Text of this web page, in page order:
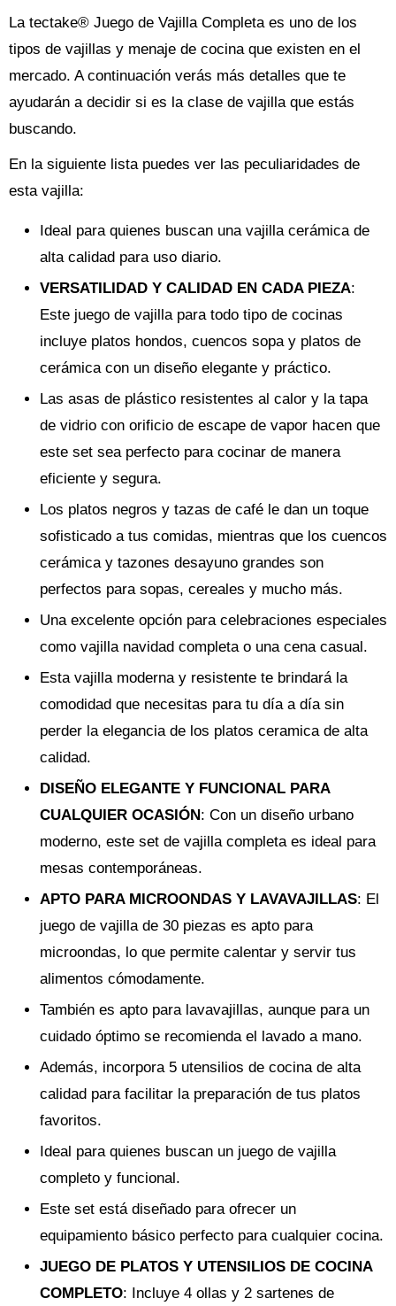
La tectake® Juego de Vajilla Completa es uno de los
tipos de vajillas y menaje de cocina que existen en el
mercado. A continuación verás más detalles que te
ayudarán a decidir si es la clase de vajilla que estás
buscando.
En la siguiente lista puedes ver las peculiaridades de
esta vajilla:
Ideal para quienes buscan una vajilla cerámica de
alta calidad para uso diario.
VERSATILIDAD Y CALIDAD EN CADA PIEZA:
Este juego de vajilla para todo tipo de cocinas
incluye platos hondos, cuencos sopa y platos de
cerámica con un diseño elegante y práctico.
Las asas de plástico resistentes al calor y la tapa
de vidrio con orificio de escape de vapor hacen que
este set sea perfecto para cocinar de manera
eficiente y segura.
Los platos negros y tazas de café le dan un toque
sofisticado a tus comidas, mientras que los cuencos
cerámica y tazones desayuno grandes son
perfectos para sopas, cereales y mucho más.
Una excelente opción para celebraciones especiales
como vajilla navidad completa o una cena casual.
Esta vajilla moderna y resistente te brindará la
comodidad que necesitas para tu día a día sin
perder la elegancia de los platos ceramica de alta
calidad.
DISEÑO ELEGANTE Y FUNCIONAL PARA
CUALQUIER OCASIÓN: Con un diseño urbano
moderno, este set de vajilla completa es ideal para
mesas contemporáneas.
APTO PARA MICROONDAS Y LAVAVAJILLAS: El
juego de vajilla de 30 piezas es apto para
microondas, lo que permite calentar y servir tus
alimentos cómodamente.
También es apto para lavavajillas, aunque para un
cuidado óptimo se recomienda el lavado a mano.
Además, incorpora 5 utensilios de cocina de alta
calidad para facilitar la preparación de tus platos
favoritos.
Ideal para quienes buscan un juego de vajilla
completo y funcional.
Este set está diseñado para ofrecer un
equipamiento básico perfecto para cualquier cocina.
JUEGO DE PLATOS Y UTENSILIOS DE COCINA
COMPLETO: Incluye 4 ollas y 2 sartenes de